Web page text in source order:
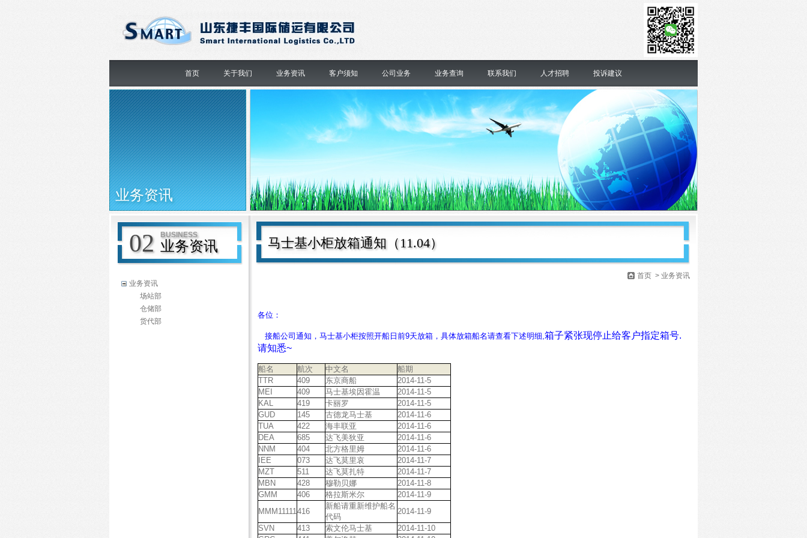
首页 关于我们 业务资讯 客户须知 公司业务 业务查询 联系我们 人才招聘 投诉建议
业务资讯
02 BUSINESS
业务资讯
业务资讯
场站部
仓储部
货代部
马士基小柜放箱通知（11.04）
首页 > 业务资讯
各位：
接船公司通知，马士基小柜按照开船日前9天放箱，具体放箱船名请查看下述明细,箱子紧张现停止给客户指定箱号.
请知悉~
船名 航次 中文名
船期
TTR
409 东京商船
2014-11-5
MEI
409 马士基埃因霍温
2014-11-5
KAL
419 卡丽罗
2014-11-5
GUD
145 古德龙马士基
2014-11-6
TUA
422 海丰联亚
2014-11-6
DEA
685 达飞美狄亚
2014-11-6
NNM
404 北方格里姆
2014-11-6
IEE
073 达飞莫里哀
2014-11-7
MZT
511 达飞莫扎特
2014-11-7
MBN
428 穆勒贝娜
2014-11-8
GMM
406 格拉斯米尔
2014-11-9
MMM11111416
新船请重新维护船名
代码
2014-11-9
SVN
413 索文伦马士基
2014-11-10